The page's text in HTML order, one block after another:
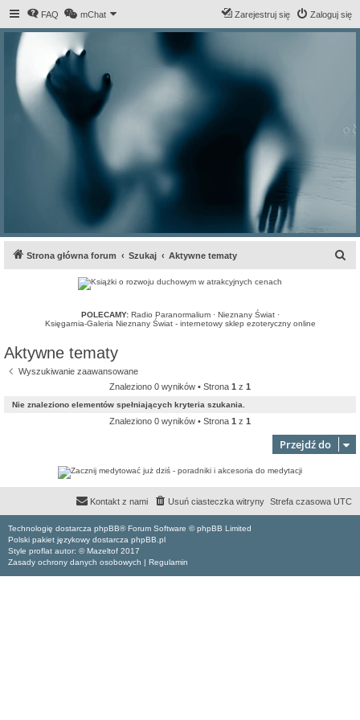
FAQ mChat Zaloguj się
Zarejestruj się
Strona główna forum Szukaj Aktywne tematy
POLECAMY: Radio Paranormalium· Nieznany Świat·
Księgarnia-Galeria Nieznany Świat - internetowy sklep ezoteryczny online
Aktywne tematy
Wyszukiwanie zaawansowane
Znaleziono 0 wyników • Strona 1 z 1
Nie znaleziono elementów spełniających kryteria szukania.
Znaleziono 0 wyników • Strona 1 z 1
Przejdź do
Strefa czasowa UTC
Usuń ciasteczka witryny
Kontakt z nami
Technologię dostarcza phpBB® Forum Software © phpBB Limited
Polski pakiet językowy dostarcza phpBB.pl
Style proflat autor: ©Mazeltof 2017
Zasady ochrony danych osobowych | Regulamin